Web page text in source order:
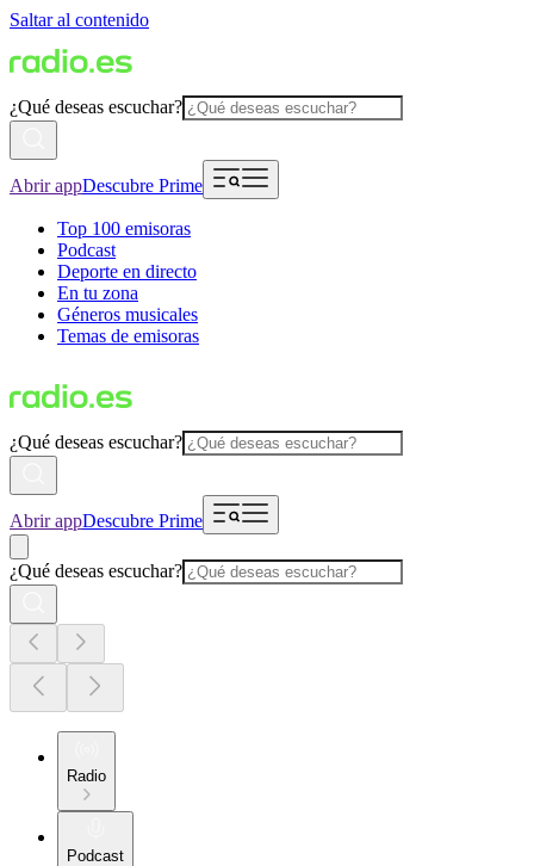
Saltar al contenido
¿Qué deseas escuchar?
Abrir appDescubre Prime
Top 100 emisoras
Podcast
Deporte en directo
En tu zona
Géneros musicales
Temas de emisoras
¿Qué deseas escuchar?
Abrir appDescubre Prime
¿Qué deseas escuchar?
Radio
Podcast